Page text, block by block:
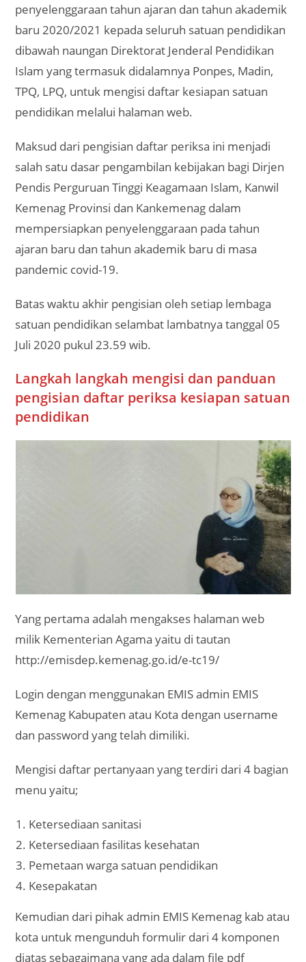
penyelenggaraan tahun ajaran dan tahun akademik
baru 2020/2021 kepada seluruh satuan pendidikan
dibawah naungan Direktorat Jenderal Pendidikan
Islam yang termasuk didalamnya Ponpes, Madin,
TPQ, LPQ, untuk mengisi daftar kesiapan satuan
pendidikan melalui halaman web.
Maksud dari pengisian daftar periksa ini menjadi
salah satu dasar pengambilan kebijakan bagi Dirjen
Pendis Perguruan Tinggi Keagamaan Islam, Kanwil
Kemenag Provinsi dan Kankemenag dalam
mempersiapkan penyelenggaraan pada tahun
ajaran baru dan tahun akademik baru di masa
pandemic covid-19.
Batas waktu akhir pengisian oleh setiap lembaga
satuan pendidikan selambat lambatnya tanggal 05
Juli 2020 pukul 23.59 wib.
Langkah langkah mengisi dan panduan
pengisian daftar periksa kesiapan satuan
pendidikan
Yang pertama adalah mengakses halaman web
milik Kementerian Agama yaitu di tautan
http://emisdep.kemenag.go.id/e-tc19/
Login dengan menggunakan EMIS admin EMIS
Kemenag Kabupaten atau Kota dengan username
dan password yang telah dimiliki.
Mengisi daftar pertanyaan yang terdiri dari 4 bagian
menu yaitu;
Ketersediaan sanitasi
Ketersediaan fasilitas kesehatan
Pemetaan warga satuan pendidikan
Kesepakatan
Kemudian dari pihak admin EMIS Kemenag kab atau
kota untuk mengunduh formulir dari 4 komponen
diatas sebagaimana yang ada dalam file pdf